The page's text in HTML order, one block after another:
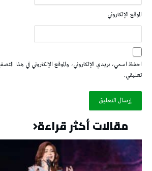
الموقع الإلكتروني
احفظ اسمي، بريدي الإلكتروني، والموقع الإلكتروني في هذا
تعليقي.
مقالات أكثر قراءة